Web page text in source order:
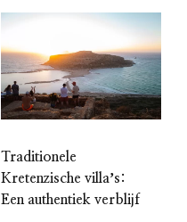
Traditionele
Kretenzische villaʼs:
Een authentiek verblijf